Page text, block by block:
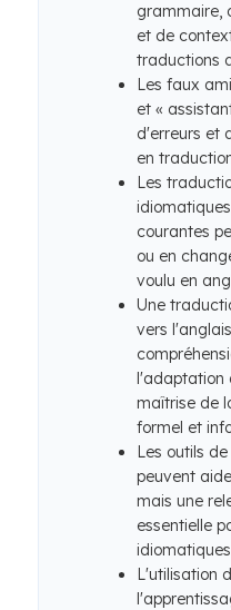
grammaire,
et de
traductions
Les faux
et «
d'erreurs et
en
Les
courantes
ou en
voulu en
Une
vers
l'adaptation
maîtrise de
formel et
Les outils
peuvent
mais une
essentielle
L'utilisation